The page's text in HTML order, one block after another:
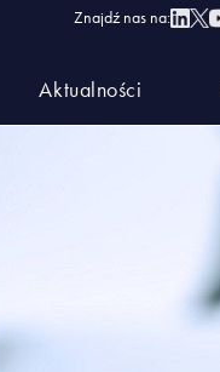
Znajdź nas na:
Aktualności